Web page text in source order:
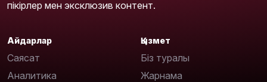
пікірлер мен эксклюзив контент.
Айдарлар
Саясат
Аналитика
Қызмет
Біз туралы
Жарнама